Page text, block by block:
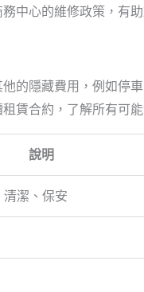
中心的維修政策，有
的隱藏費用，例如停
賃合約，了解所有可
說明
潔、保安